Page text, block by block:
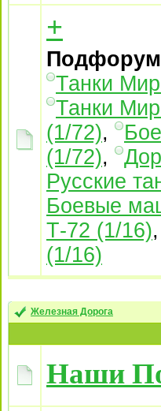
+
Танки
Танки
(1/72),
(1/72),
Русские
Боевые
Т-72 (1/16),
(1/16)
Железная Дорога
Наши